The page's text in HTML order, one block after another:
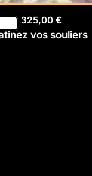
325,00€
vos souliers